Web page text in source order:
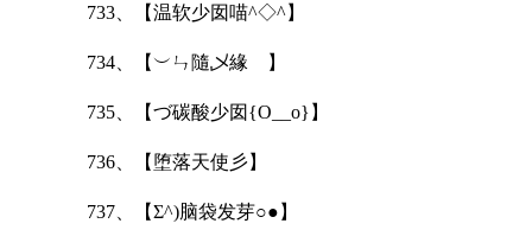
733、【温软少囡喵^◇^】
734、【︶ㄣ隨乄緣ゞ】
735、【づ碳酸少囡{O__o}】
736、【堕落天使彡】
737、【Σ^)脑袋发芽○●】